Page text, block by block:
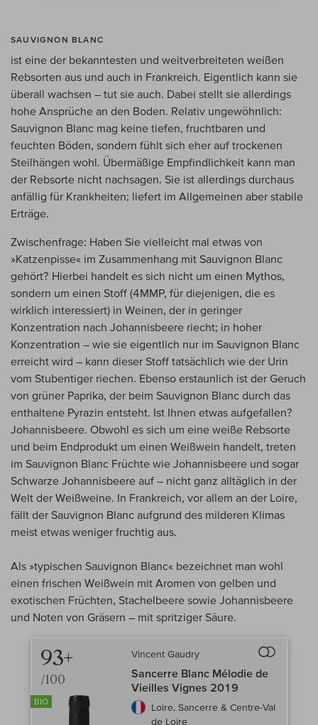
SAUVIGNON BLANC
ist eine der bekanntesten und weitverbreiteten weißen
Rebsorten aus und auch in Frankreich. Eigentlich kann sie
überall wachsen – tut sie auch. Dabei stellt sie allerdings
hohe Ansprüche an den Boden. Relativ ungewöhnlich:
Sauvignon Blanc mag keine tiefen, fruchtbaren und
feuchten Böden, sondern fühlt sich eher auf trockenen
Steilhängen wohl. Übermäßige Empfindlichkeit kann man
der Rebsorte nicht nachsagen. Sie ist allerdings durchaus
anfällig für Krankheiten; liefert im Allgemeinen aber stabile
Erträge.
Zwischenfrage: Haben Sie vielleicht mal etwas von
»Katzenpisse« im Zusammenhang mit Sauvignon Blanc
gehört? Hierbei handelt es sich nicht um einen Mythos,
sondern um einen Stoff (4MMP, für diejenigen, die es
wirklich interessiert) in Weinen, der in geringer
Konzentration nach Johannisbeere riecht; in hoher
Konzentration – wie sie eigentlich nur im Sauvignon Blanc
erreicht wird – kann dieser Stoff tatsächlich wie der Urin
vom Stubentiger riechen. Ebenso erstaunlich ist der Geruch
von grüner Paprika, der beim Sauvignon Blanc durch das
enthaltene Pyrazin entsteht. Ist Ihnen etwas aufgefallen?
Johannisbeere. Obwohl es sich um eine weiße Rebsorte
und beim Endprodukt um einen Weißwein handelt, treten
im Sauvignon Blanc Früchte wie Johannisbeere und sogar
Schwarze Johannisbeere auf – nicht ganz alltäglich in der
Welt der Weißweine. In Frankreich, vor allem an der Loire,
fällt der Sauvignon Blanc aufgrund des milderen Klimas
meist etwas weniger fruchtig aus.
Als »typischen Sauvignon Blanc« bezeichnet man wohl
einen frischen Weißwein mit Aromen von gelben und
exotischen Früchten, Stachelbeere sowie Johannisbeere
und Noten von Gräsern – mit spritziger Säure.
93+
/100
BIO
Vincent Gaudry
Sancerre Blanc Mélodie de
Vieilles Vignes 2019
Loire, Sancerre & Centre-Val
de Loire